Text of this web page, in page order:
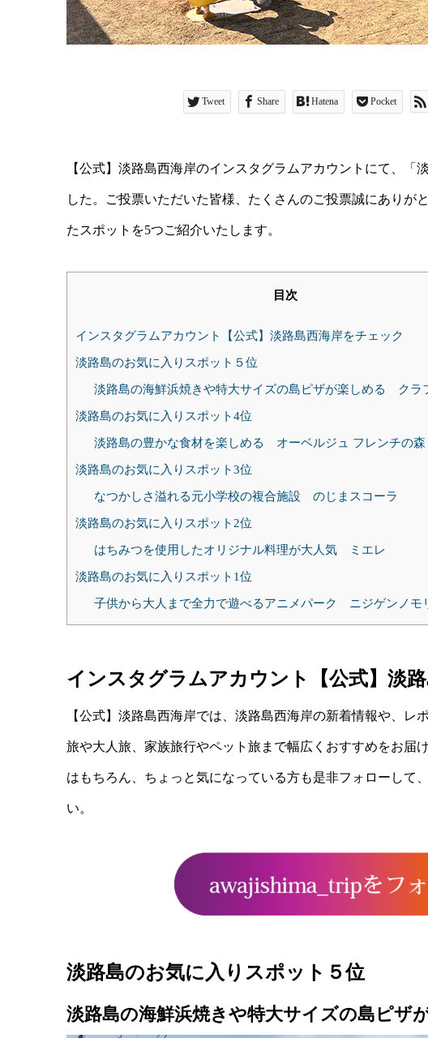
Tweet Share Hatena Pocket
【公式】淡路島西海岸のインスタグラムアカウントにて、「
した。ご投票いただいた皆様、たくさんのご投票誠にありが
たスポットを5つご紹介いたします。
目次
インスタグラムアカウント【公式】淡路島西海岸をチェック
淡路島のお気に入りスポット５位
淡路島の海鮮浜焼きや特大サイズの島ピザが楽しめる クラ
淡路島のお気に入りスポット4位
淡路島の豊かな食材を楽しめる オーベルジュ フレンチの森
淡路島のお気に入りスポット3位
なつかしさ溢れる元小学校の複合施設 のじまスコーラ
淡路島のお気に入りスポット2位
はちみつを使用したオリジナル料理が大人気 ミエレ
淡路島のお気に入りスポット1位
子供から大人まで全力で遊べるアニメパーク ニジゲンノモ
インスタグラムアカウント【公式】淡
【公式】淡路島西海岸では、淡路島西海岸の新着情報や、レ
旅や大人旅、家族旅行やペット旅まで幅広くおすすめをお届
はもちろん、ちょっと気になっている方も是非フォローして
い。
淡路島のお気に入りスポット５位
淡路島の海鮮浜焼きや特大サイズの島ピ